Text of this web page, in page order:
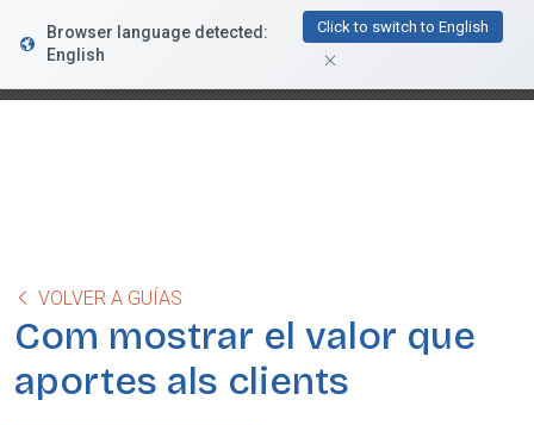
FacturaDirecta
Browser language detected:
English
Click to switch to English
VOLVER A GUÍAS
Com mostrar el valor que
aportes als clients